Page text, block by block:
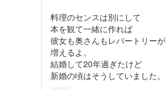
料理のセンスは別にして
本を観て一緒に作れば
彼女も奥さんもレパートリーが
増えるよ。
結婚して20年過ぎたけど
新婚の頃はそうしていました。